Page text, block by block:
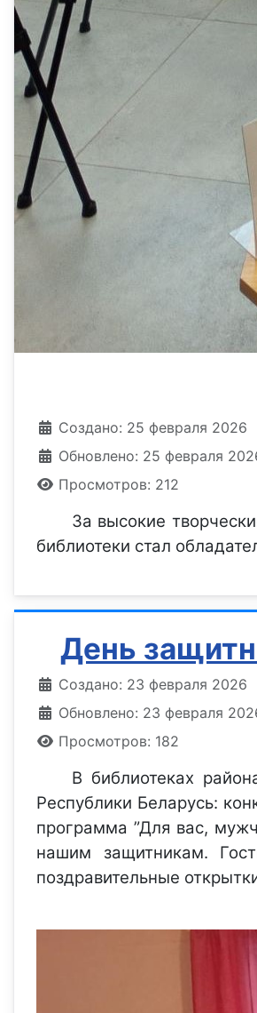
Информация о материале
Создано: 25 февраля 2026
Обновлено: 25 февраля
Просмотров: 212
За высокие
библиотеки стал
День
Информация о материале
Создано: 23 февраля 2026
Обновлено: 23 февраля
Просмотров: 182
В библиотеках
Республики Беларусь:
программа ”Для вас,
нашим защитникам.
поздравительные